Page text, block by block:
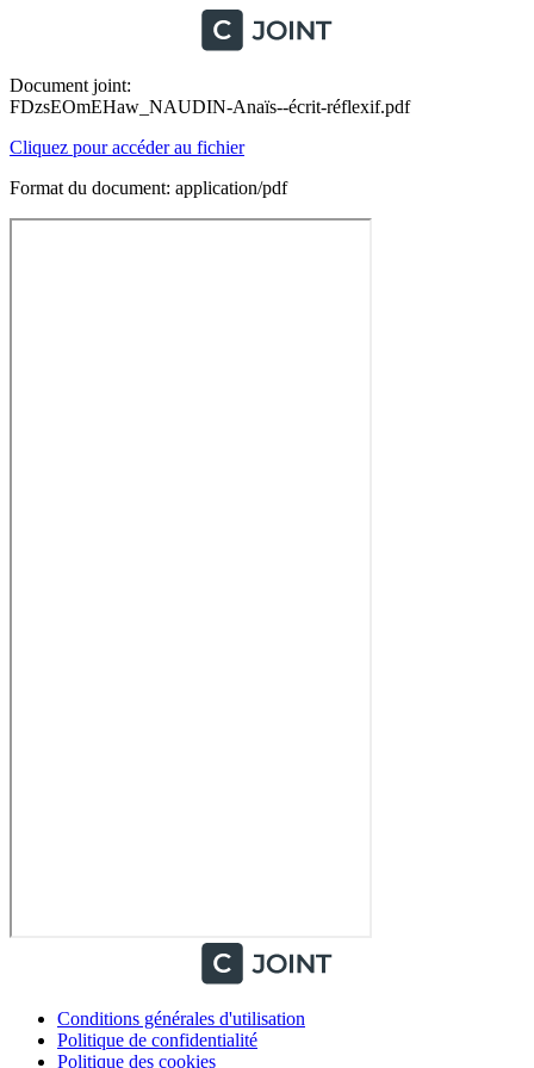
Document joint:
FDzsEOmEHaw_NAUDIN-Anaïs--écrit-réflexif.pdf
Cliquez pour accéder au fichier
Format du document: application/pdf
Conditions générales d'utilisation
Politique de confidentialité
Politique des cookies